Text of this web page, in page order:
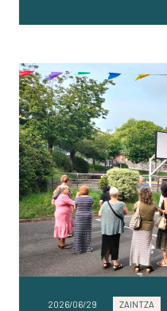
2026/06/29 ZAINTZA